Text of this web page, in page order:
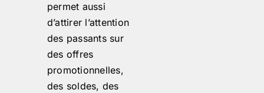
permet aussi
d’attirer l’attention
des passants sur
des offres
promotionnelles,
des soldes, des